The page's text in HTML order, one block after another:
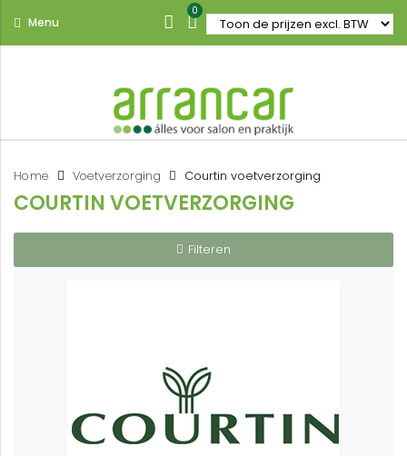
Menu
0
Home Voetverzorging Courtin voetverzorging
COURTIN VOETVERZORGING
Filteren